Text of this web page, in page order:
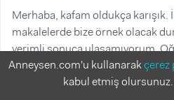
Merhaba, kafam oldukça
makalelerde bize örnek olacak
verimli sonuca ulaşamıyorum.
2 yaşından önce 200 kelimeden
Anneysen.com'u kullanarakçerez
kabul etmiş olursunuz.
Yanıtlanmamış